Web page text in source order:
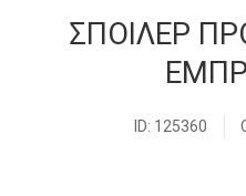
ΣΠΟΙΛΕΡ
ID: 125360